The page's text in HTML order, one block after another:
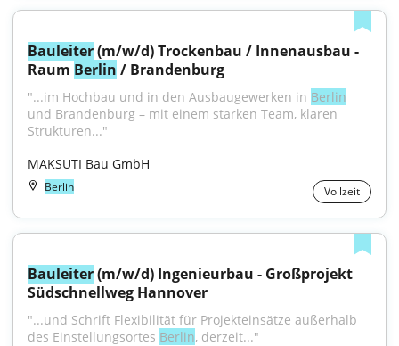
Bauleiter (m/w/d) Trockenbau / Innenausbau -
Raum Berlin / Brandenburg
"...im Hochbau und in den Ausbaugewerken in Berlin
und Brandenburg – mit einem starken Team, klaren
Strukturen..."
MAKSUTI Bau GmbH
Berlin Vollzeit
Bauleiter (m/w/d) Ingenieurbau - Großprojekt
Südschnellweg Hannover
"...und Schrift Flexibilität für Projekteinsätze außerhalb
des Einstellungsortes Berlin, derzeit..."